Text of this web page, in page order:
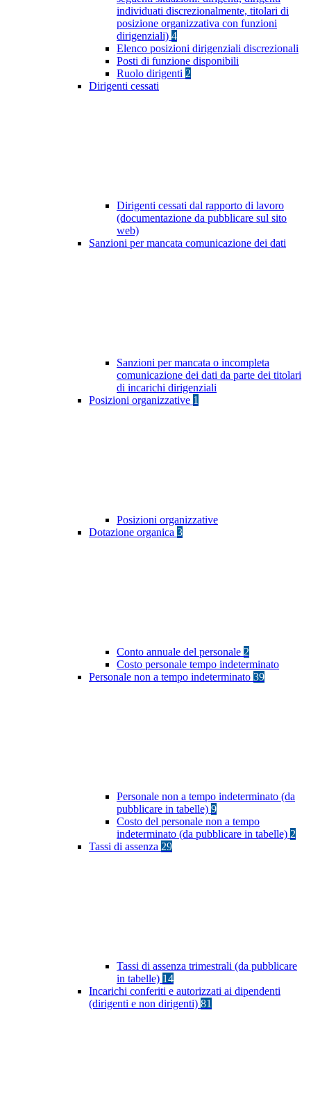
individuati discrezionalmente, titolari di
posizione organizzativa con funzioni
dirigenziali) 4
Elenco posizioni dirigenziali discrezionali
Posti di funzione disponibili
Ruolo dirigenti 2
Dirigenti cessati
Dirigenti cessati dal rapporto di lavoro
(documentazione da pubblicare sul sito
web)
Sanzioni per mancata comunicazione dei dati
Sanzioni per mancata o incompleta
comunicazione dei dati da parte dei titolari
di incarichi dirigenziali
Posizioni organizzative 1
Posizioni organizzative
Dotazione organica 3
Conto annuale del personale 2
Costo personale tempo indeterminato
Personale non a tempo indeterminato 39
Personale non a tempo indeterminato (da
pubblicare in tabelle) 9
Costo del personale non a tempo
indeterminato (da pubblicare in tabelle) 2
Tassi di assenza 29
Tassi di assenza trimestrali (da pubblicare
in tabelle) 14
Incarichi conferiti e autorizzati ai dipendenti
(dirigenti e non dirigenti) 81